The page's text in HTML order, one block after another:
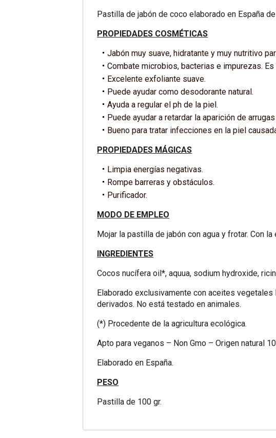
Pastilla de jabón de coco elaborado en España
PROPIEDADES COSMÉTICAS
Jabón muy suave, hidratante y muy nutritivo
Combate microbios, bacterias e impurezas.
Excelente exfoliante suave.
Puede ayudar como desodorante natural.
Ayuda a regular el ph de la piel.
Puede ayudar a retardar la aparición de
Bueno para tratar infecciones en la piel
PROPIEDADES MÁGICAS
Limpia energías negativas.
Rompe barreras y obstáculos.
Purificador.
MODO DE EMPLEO
Mojar la pastilla de jabón con agua y frotar. Con
INGREDIENTES
Cocos nucífera oil*, aquua, sodium hydroxide,
Elaborado exclusivamente con aceites
derivados. No está testado en animales.
(*) Procedente de la agricultura ecológica.
Apto para veganos – Non Gmo – Origen natural
Elaborado en España.
PESO
Pastilla de 100 gr.